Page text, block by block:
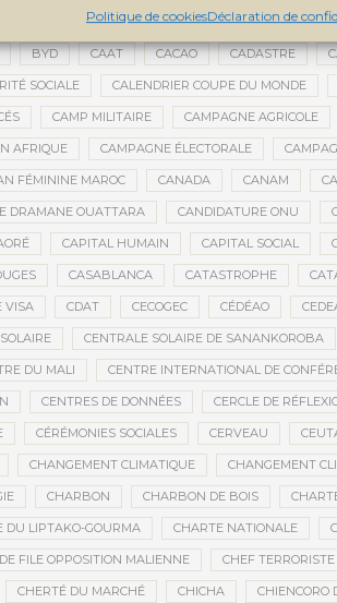
Politique de cookiesDéclaration de
BUDGET 2027-2029 BUDGET AGRICOLE
BYD CAAT CACAO CADASTRE
SOCIALE CALENDRIER COUPE DU MONDE
CAMP MILITAIRE CAMPAGNE AGRICOLE
AFRIQUE CAMPAGNE ÉLECTORALE
FÉMININE MAROC CANADA CANAM
DRAMANE OUATTARA CANDIDATURE ONU
CAPITAL HUMAIN CAPITAL SOCIAL
CASABLANCA CATASTROPHE
VISA CDAT CECOGEC CÉDÉAO
CENTRALE SOLAIRE DE SANANKOROBA
DU MALI CENTRE INTERNATIONAL DE
CENTRES DE DONNÉES CERCLE DE
CÉRÉMONIES SOCIALES CERVEAU
CHANGEMENT CLIMATIQUE CHANGEMENT
CHARBON CHARBON DE BOIS
DU LIPTAKO-GOURMA CHARTE NATIONALE
FILE OPPOSITION MALIENNE CHEF TERRORISTE
CHERTÉ DU MARCHÉ CHICHA CHIENCORO